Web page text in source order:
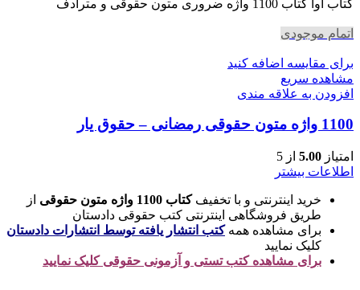
کتاب آوا کتاب 1100 واژه ضروری متون حقوقی و مترادف
اتمام موجودی
برای مقایسه اضافه کنید
مشاهده سریع
افزودن به علاقه مندی
1100 واژه متون حقوقی رمضانی – حقوق یار
امتیاز 5.00 از 5
اطلاعات بیشتر
خرید اینترنتی و با تخفیفکتاب 1100 واژه متون حقوقی
از
طریق فروشگاهی اینترنتی کتب حقوقی دادستان
برای مشاهده همهکتب انتشار یافته توسط انتشارات دادستان
کلیک نمایید
برای مشاهده کتب تستی و آزمونی حقوقی کلیک نمایید